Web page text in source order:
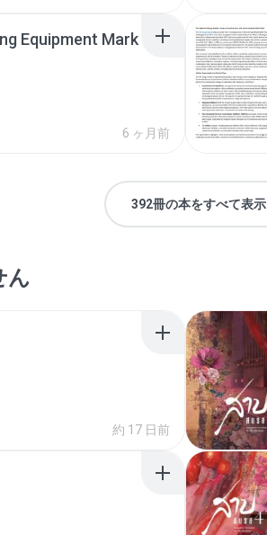
Equipment Mark
6 ヶ月前
392冊の本をすべて表示
ん
約 17 日前